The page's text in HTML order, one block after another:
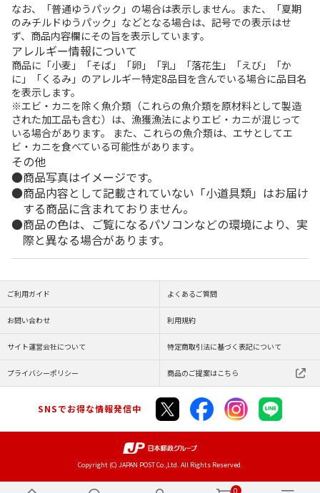
0
なお、「普通ゆうパック」の場合は表示しません。また、「夏期
のみチルドゆうパック」などとなる場合は、記号での表示はせ
ず、商品内容欄にその旨を表示しています。
アレルギー情報について
商品に「小麦」「そば」「卵」「乳」「落花生」「えび」「か
に」「くるみ」のアレルギー特定8品目を含んでいる場合に品目名
を表示します。
※エビ・カニを除く魚介類（これらの魚介類を原材料として製造
された加工品も含む）は、漁獲漁法によりエビ・カニが混じって
いる場合があります。 また、これらの魚介類は、エサとしてエ
ビ・カニを食べている可能性があります。
その他
商品写真はイメージです。
商品内容として記載されていない「小道具類」はお届け
する商品に含まれておりません。
商品の色は、ご覧になるパソコンなどの環境により、実
際と異なる場合があります。
ご利用ガイド よくあるご質問
お問い合わせ 利用規約
サイト運営会社について 特定商取引法に基づく表記について
プライバシーポリシー 商品のご提案はこちら
SNSでお得な情報発信中
Copyright (C) JAPAN POST Co.,Ltd. All Rights Reserved.